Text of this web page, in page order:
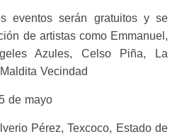
eventos serán gratuitos y se
de artistas como Emmanuel,
Azules, Celso Piña, La
Vecindad
de mayo
Pérez, Texcoco, Estado de